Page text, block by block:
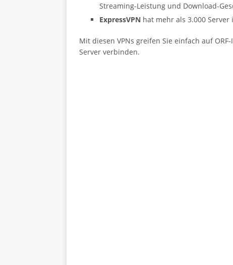
Streaming-Leistung und Download-
ExpressVPN hat mehr als 3.000
Mit diesen VPNs greifen Sie einfach auf
Server verbinden.